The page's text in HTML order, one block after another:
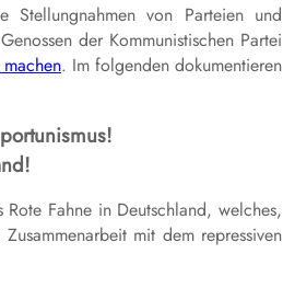
Stellungnahmen von Parteien und
der Kommunistischen Partei
. Im folgenden dokumentieren
Fahne in Deutschland, welches,
mit dem repressiven